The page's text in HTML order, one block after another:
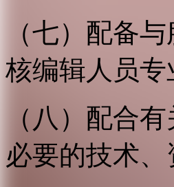
（七）配备
核编辑人员专
（八）配合
必要的技术